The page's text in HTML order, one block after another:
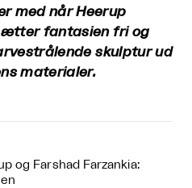
med når Heerup
fantasien fri og
skulptur ud
materialer.
og Farshad Farzankia: